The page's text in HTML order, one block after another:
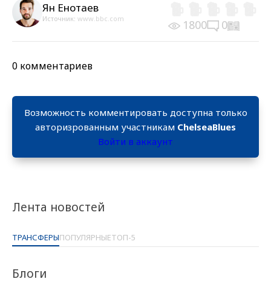
Лента новостей
ТРАНСФЕРЫПОПУЛЯРНЫЕТОП-5
Блоги
Ян Енотаев
Источник: www.bbc.com 1800 0
0 комментариев
Возможность комментировать доступна только
авторизрованным участникам ChelseaBlues
Войти в аккаунт